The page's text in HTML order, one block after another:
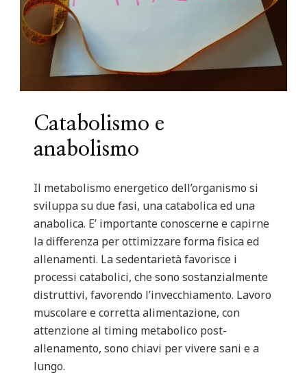
Catabolismo e
anabolismo
Il metabolismo energetico dell’organismo si
sviluppa su due fasi, una catabolica ed una
anabolica. E’ importante conoscerne e capirne
la differenza per ottimizzare forma fisica ed
allenamenti. La sedentarietà favorisce i
processi catabolici, che sono sostanzialmente
distruttivi, favorendo l’invecchiamento. Lavoro
muscolare e corretta alimentazione, con
attenzione al timing metabolico post-
allenamento, sono chiavi per vivere sani e a
lungo.